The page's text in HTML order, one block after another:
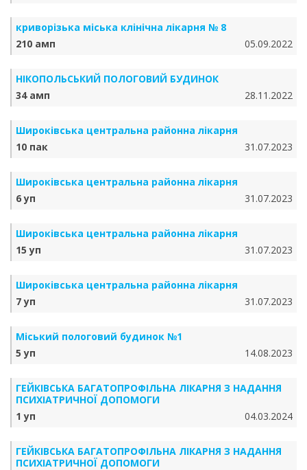
криворізька міська клінічна лікарня № 8
210 амп
05.09.2022
НІКОПОЛЬСЬКИЙ ПОЛОГОВИЙ БУДИНОК
34 амп
28.11.2022
Широківська центральна районна лікарня
10 пак
31.07.2023
Широківська центральна районна лікарня
6 уп
31.07.2023
Широківська центральна районна лікарня
15 уп
31.07.2023
Широківська центральна районна лікарня
7 уп
31.07.2023
Міський пологовий будинок №1
5 уп
14.08.2023
ГЕЙКІВСЬКА БАГАТОПРОФІЛЬНА ЛІКАРНЯ З НАДАННЯ
ПСИХІАТРИЧНОЇ ДОПОМОГИ
1 уп
04.03.2024
ГЕЙКІВСЬКА БАГАТОПРОФІЛЬНА ЛІКАРНЯ З НАДАННЯ
ПСИХІАТРИЧНОЇ ДОПОМОГИ